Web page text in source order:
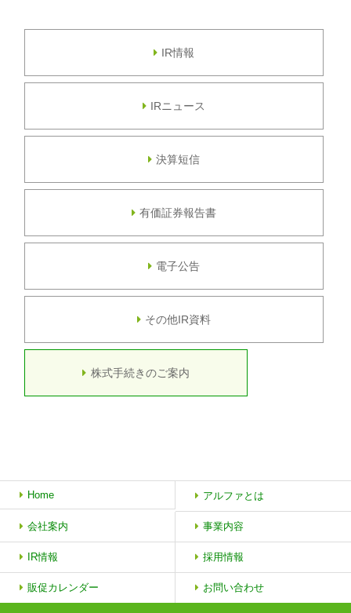
IR情報
IRニュース
決算短信
有価証券報告書
電子公告
その他IR資料
株式手続きのご案内
Home アルファとは
会社案内 事業内容
IR情報 採用情報
販促カレンダー お問い合わせ